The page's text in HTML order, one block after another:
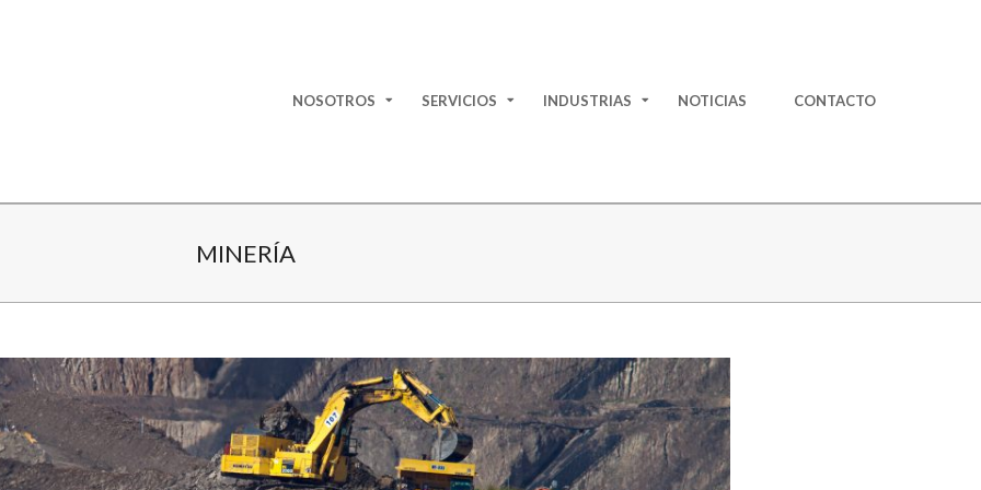
M
Y
A
V
I
G
NOSOTROS SERVICIOS INDUSTRIAS NOTICIAS CONTACTO
MINERÍA